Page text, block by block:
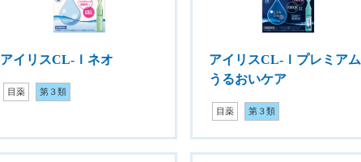
アイリスCL-Ｉネオ
目薬 第３類
アイリスCL-Ｉプレミアム
うるおいケア
目薬 第３類